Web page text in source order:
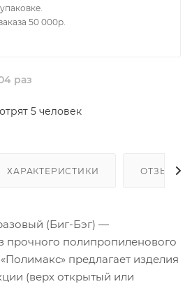
50 000р.
раз
5 человек
ХАРАКТЕРИСТИКИ ОТЗЫВЫ
(Биг-Бэг) —
прочного полипропиленового
предлагает изделия
(верх открытый или